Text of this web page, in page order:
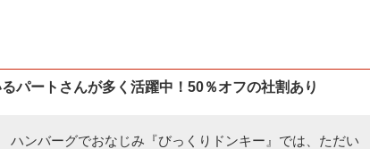
パートさんが多く活躍中！50％オフの社割あり
ハンバーグでおなじみ『びっくりドンキー』では、ただい